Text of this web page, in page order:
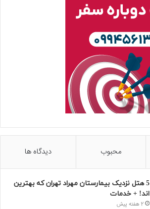
محبوب دیدگاه ها
5 هتل نزدیک بیمارستان مهراد تهران که بهترین‌
اند! + خدمات
2 هفته پیش